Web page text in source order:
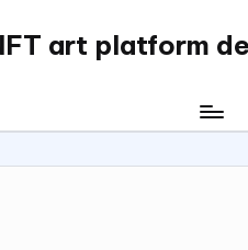
art platform